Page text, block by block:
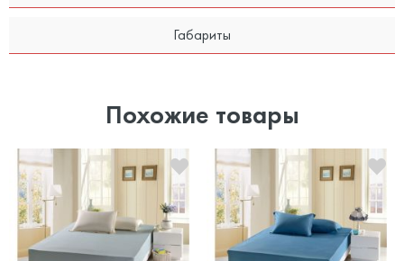
Габариты
Похожие товары